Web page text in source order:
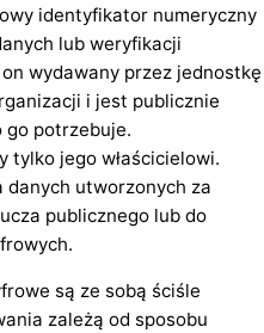
identyfikator numeryczny
lub weryfikacji
wydawany przez jednostkę
i jest publicznie
go potrzebuje.
tylko jego właścicielowi.
danych utworzonych za
publicznego lub do
są ze sobą ściśle
zależą od sposobu